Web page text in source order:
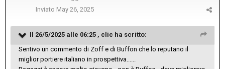
Inviato May 26, 2025
Il 26/5/2025 alle 06:25 , clic ha scritto:
Sentivo un commento di Zoff e di Buffon che lo reputano il
miglior portiere italiano in prospettiva......